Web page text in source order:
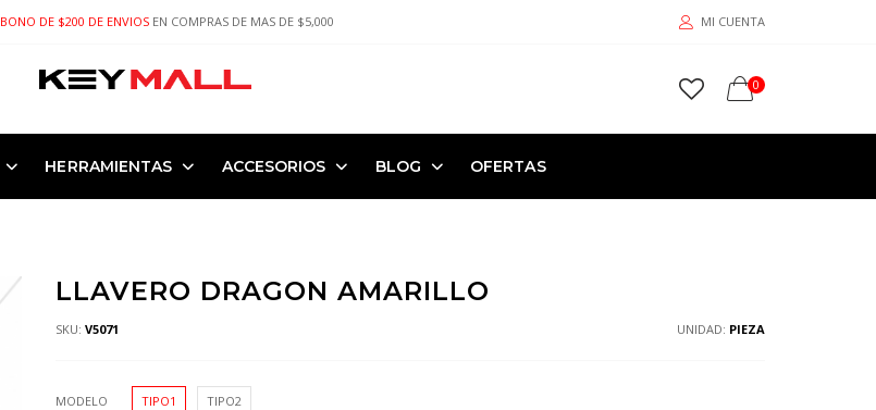
BONO DE $200 DE ENVIOS EN COMPRAS DE MAS DE $5,000 MI CUENTA
0
HERRAMIENTAS ACCESORIOS BLOG OFERTAS
LLAVERO DRAGON AMARILLO
SKU: V5071 UNIDAD: PIEZA
MODELO TIPO1 TIPO2